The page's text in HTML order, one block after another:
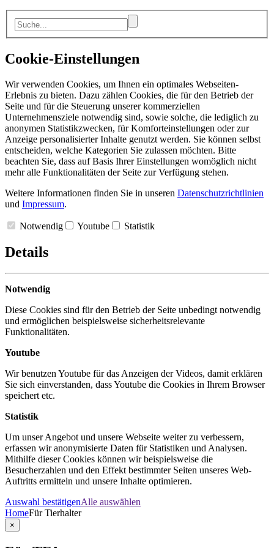
Cookie-Einstellungen
Wir verwenden Cookies, um Ihnen ein optimales Webseiten-
Erlebnis zu bieten. Dazu zählen Cookies, die für den Betrieb der
Seite und für die Steuerung unserer kommerziellen
Unternehmensziele notwendig sind, sowie solche, die lediglich zu
anonymen Statistikzwecken, für Komforteinstellungen oder zur
Anzeige personalisierter Inhalte genutzt werden. Sie können selbst
entscheiden, welche Kategorien Sie zulassen möchten. Bitte
beachten Sie, dass auf Basis Ihrer Einstellungen womöglich nicht
mehr alle Funktionalitäten der Seite zur Verfügung stehen.
Weitere Informationen finden Sie in unseren Datenschutzrichtlinien
und Impressum.
Notwendig Youtube Statistik
Details
Notwendig
Diese Cookies sind für den Betrieb der Seite unbedingt notwendig
und ermöglichen beispielsweise sicherheitsrelevante
Funktionalitäten.
Youtube
Wir benutzen Youtube für das Anzeigen der Videos, damit erklären
Sie sich einverstanden, dass Youtube die Cookies in Ihrem Browser
speichert etc.
Statistik
Um unser Angebot und unsere Webseite weiter zu verbessern,
erfassen wir anonymisierte Daten für Statistiken und Analysen.
Mithilfe dieser Cookies können wir beispielsweise die
Besucherzahlen und den Effekt bestimmter Seiten unseres Web-
Auftritts ermitteln und unsere Inhalte optimieren.
Auswahl bestätigenAlle auswählen
HomeFür Tierhalter
×